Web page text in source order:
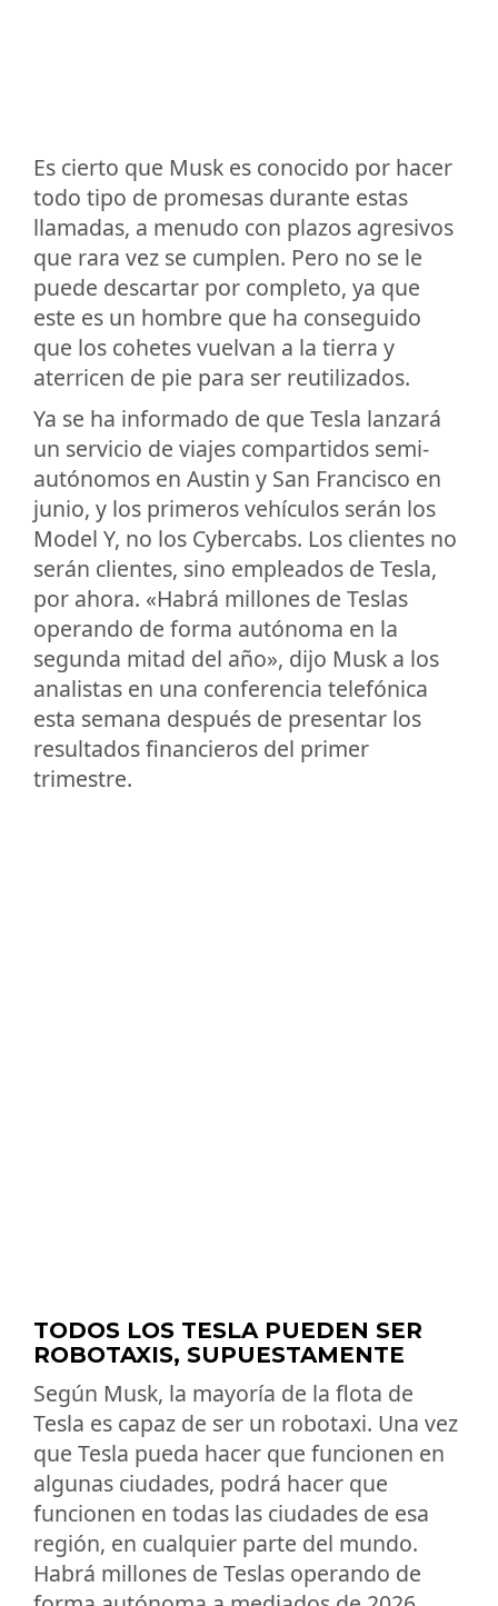
Es cierto que Musk es conocido por hacer
todo tipo de promesas durante estas
llamadas, a menudo con plazos agresivos
que rara vez se cumplen. Pero no se le
puede descartar por completo, ya que
este es un hombre que ha conseguido
que los cohetes vuelvan a la tierra y
aterricen de pie para ser reutilizados.
Ya se ha informado de que Tesla lanzará
un servicio de viajes compartidos semi-
autónomos en Austin y San Francisco en
junio, y los primeros vehículos serán los
Model Y, no los Cybercabs. Los clientes no
serán clientes, sino empleados de Tesla,
por ahora. «Habrá millones de Teslas
operando de forma autónoma en la
segunda mitad del año», dijo Musk a los
analistas en una conferencia telefónica
esta semana después de presentar los
resultados financieros del primer
trimestre.
TODOS LOS TESLA PUEDEN SER
ROBOTAXIS, SUPUESTAMENTE
Según Musk, la mayoría de la flota de
Tesla es capaz de ser un robotaxi. Una vez
que Tesla pueda hacer que funcionen en
algunas ciudades, podrá hacer que
funcionen en todas las ciudades de esa
región, en cualquier parte del mundo.
Habrá millones de Teslas operando de